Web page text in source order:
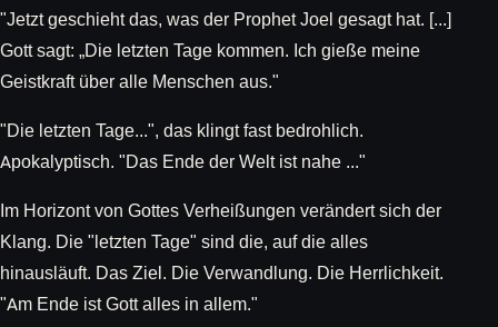
"Jetzt geschieht das, was der Prophet Joel gesagt hat. [...]
Gott sagt: „Die letzten Tage kommen. Ich gieße meine
Geistkraft über alle Menschen aus."
"Die letzten Tage...", das klingt fast bedrohlich.
Apokalyptisch. "Das Ende der Welt ist nahe ..."
Im Horizont von Gottes Verheißungen verändert sich der
Klang. Die "letzten Tage" sind die, auf die alles
hinausläuft. Das Ziel. Die Verwandlung. Die Herrlichkeit.
"Am Ende ist Gott alles in allem."